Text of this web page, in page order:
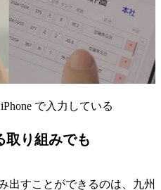
で入力している
取り組みでも
出すことができるのは、九州